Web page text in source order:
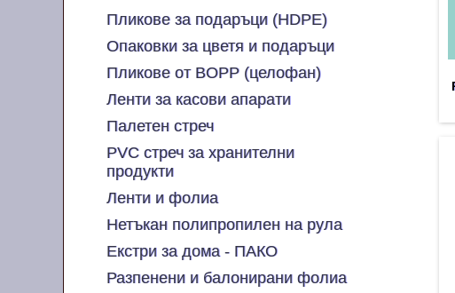
Пликове за подаръци (HDPE)
Опаковки за цветя и подаръци
Пликове от BOPP (целофан)
Ленти за касови апарати
Палетен стреч
PVC стреч за хранителни
продукти
Ленти и фолиа
Нетъкан полипропилен на рула
Екстри за дома - ПАКО
Разпенени и балонирани фолиа